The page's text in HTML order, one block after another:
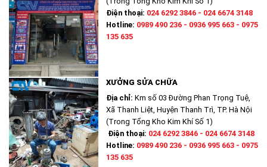
Điện thoại: 024 6292 3846 - 024 6674 3148
Hotline: 0989 490 236 - 0936 995 663 - 0975
135 635
XƯỞNG SỬA CHỮA
Địa chỉ: Km số 03 Đường Phan Trọng Tuệ,
Xã Thanh Liệt, Huyện Thanh Trì, TP. Hà Nội
(Trong Tổng Kho Kim Khí Số 1)
Điện thoại: 024 6292 3846 - 024 6674 3148
Hotline: 0989 490 236 - 0936 995 663 - 0975
135 635